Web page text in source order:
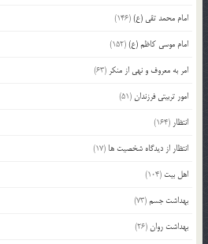
امام محمد تقی (ع)(146)
امام موسی کاظم (ع)(152)
امر به معروف و نهی از منکر (63)
امور تربیتی فرزندان (51)
انتظار (164)
انتظار از دیدگاه شخصیت ها (17)
اهل بیت (104)
بهداشت جسم(73)
بهداشت روان (26)